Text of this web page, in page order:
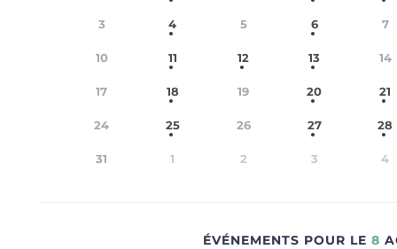
3 4 5 6 7
10 11 12 13 14
17 18 19 20 21
24 25 26 27 28
31 1 2 3 4
ÉVÉNEMENTS POUR LE 8